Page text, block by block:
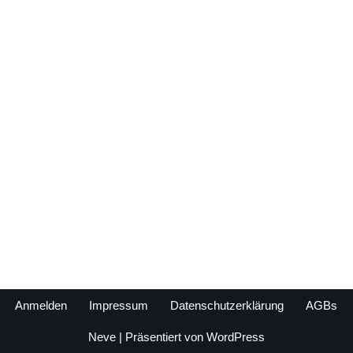
Anmelden Impressum Datenschutzerklärung AGBs
Neve | Präsentiert von WordPress